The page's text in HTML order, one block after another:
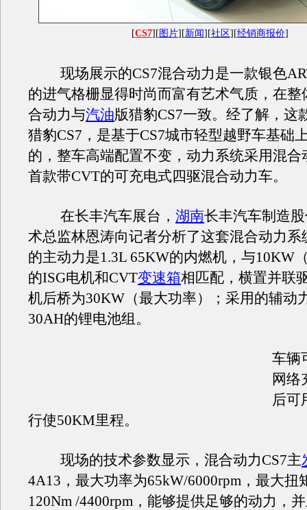
[CS7][ 图片][新闻][社区][经销商报价]
现场展示的CS7混合动力是一款银色
的进气格栅显得时尚而富有艺术气质，在整
合动力与汽油版猎豹CS7一致。经了解，这
猎豹CS7，是基于CS7城市轻型越野车基础
的，整车高端配置不变，动力系统采用混合
首款带CVT的可充电式四驱混合动力车。
在长丰汽车展台， 湖南长丰汽车制造
术总监林恩涛向记者分析了这套混合动力系
的主动力是1.3L 65KW的内燃机，与10KW
的ISG电机和CVT变速箱相匹配，横置并联
机后桥为30KW（最大功率）；采用的辅动
30AH的锂电池组。
车辆
网络
后可
行使50KM里程。
现场的技术参数显示，混合动力CS7主
4A13，最大功率为65kW/6000rpm，最大扭
120Nm /4400rpm，能够提供足够的动力，